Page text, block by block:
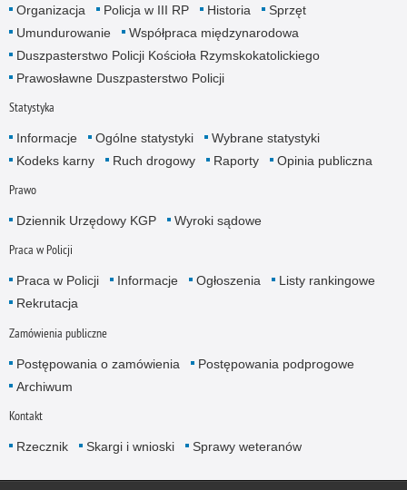
Organizacja
Policja w III RP Historia
Sprzęt
Umundurowanie
Współpraca międzynarodowa
Duszpasterstwo Policji Kościoła Rzymskokatolickiego
Prawosławne Duszpasterstwo Policji
Statystyka
Informacje Ogólne statystyki
Wybrane statystyki
Kodeks karny
Ruch drogowy Raporty Opinia publiczna
Prawo
Dziennik Urzędowy KGP Wyroki sądowe
Praca w Policji
Praca w Policji Informacje Ogłoszenia
Listy rankingowe
Rekrutacja
Zamówienia publiczne
Postępowania o zamówienia
Postępowania podprogowe
Archiwum
Kontakt
Rzecznik Skargi i wnioski Sprawy weteranów